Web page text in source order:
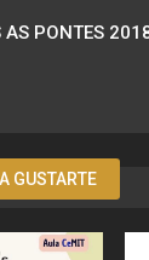
AS PONTES
GUSTARTE